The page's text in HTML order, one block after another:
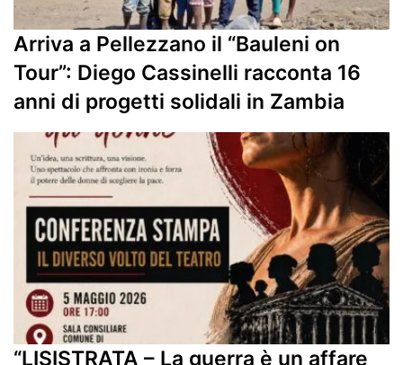
Arriva a Pellezzano il “Bauleni on
Tour”: Diego Cassinelli racconta 16
anni di progetti solidali in Zambia
“LISISTRATA – La guerra è un affare